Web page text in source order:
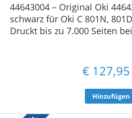
44643004 – Original Oki
schwarz für Oki C 801N,
Druckt bis zu 7.000 Seiten bei
€ 127,95
Hinzufügen